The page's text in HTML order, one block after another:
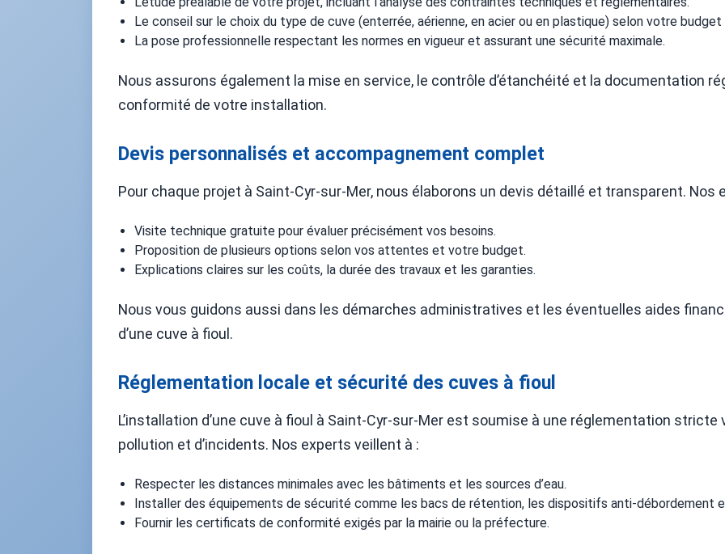
Le conseil sur le choix du type de cuve (enterrée, aérienne, en acier ou en plastique) selon votre
La pose professionnelle respectant les normes en vigueur et assurant une sécurité maximale.
Nous assurons également la mise en service, le contrôle d’étanchéité et la documentation
conformité de votre installation.
Devis personnalisés et accompagnement complet
Pour chaque projet à Saint-Cyr-sur-Mer, nous élaborons un devis détaillé et transparent. Nos
Visite technique gratuite pour évaluer précisément vos besoins.
Proposition de plusieurs options selon vos attentes et votre budget.
Explications claires sur les coûts, la durée des travaux et les garanties.
Nous vous guidons aussi dans les démarches administratives et les éventuelles aides
d’une cuve à fioul.
Réglementation locale et sécurité des cuves à fioul
L’installation d’une cuve à fioul à Saint-Cyr-sur-Mer est soumise à une réglementation
pollution et d’incidents. Nos experts veillent à :
Respecter les distances minimales avec les bâtiments et les sources d’eau.
Installer des équipements de sécurité comme les bacs de rétention, les dispositifs anti-débordement
Fournir les certificats de conformité exigés par la mairie ou la préfecture.